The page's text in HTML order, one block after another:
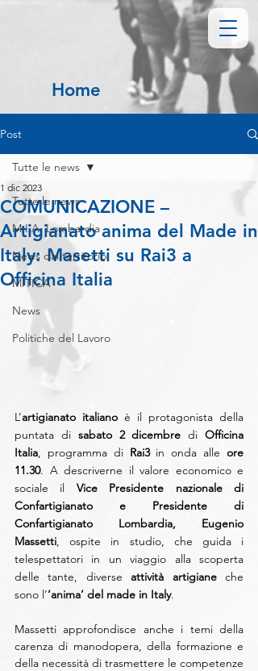
Home
Post
Tutte le news
M.I.A. Lombardia
News dal territorio
MITICA
News
Politiche del Lavoro
Tutte le news
COMUNICAZIONE –
Artigianato anima del Made in
Italy: Masetti su Rai3 a
Officina Italia
1 dic 2023
L’artigianato italiano è il protagonista della
puntata di sabato 2 dicembre di Officina
Italia , programma di Rai3 in onda alle ore
11.30. A descriverne il valore economico e
sociale il Vice Presidente nazionale di
Confartigianato e Presidente di
Confartigianato Lombardia, Eugenio
Massetti , ospite in studio, che guida i
telespettatori in un viaggio alla scoperta
delle tante, diverse attività artigiane che
sono l’‘anima’ del made in Italy.
Massetti approfondisce anche i temi della
carenza di manodopera, della formazione e
della necessità di trasmettere le competenze